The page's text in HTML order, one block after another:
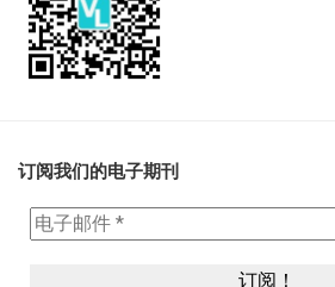
订阅我们的电子期刊